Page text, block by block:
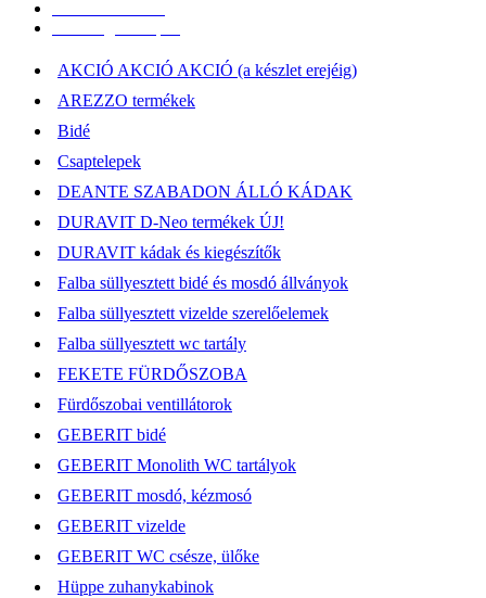
AKCIÓ AKCIÓ AKCIÓ (a készlet erejéig)
AREZZO termékek
Bidé
Csaptelepek
DEANTE SZABADON ÁLLÓ KÁDAK
DURAVIT D-Neo termékek ÚJ!
DURAVIT kádak és kiegészítők
Falba süllyesztett bidé és mosdó állványok
Falba süllyesztett vizelde szerelőelemek
Falba süllyesztett wc tartály
FEKETE FÜRDŐSZOBA
Fürdőszobai ventillátorok
GEBERIT bidé
GEBERIT Monolith WC tartályok
GEBERIT mosdó, kézmosó
GEBERIT vizelde
GEBERIT WC csésze, ülőke
Hüppe zuhanykabinok